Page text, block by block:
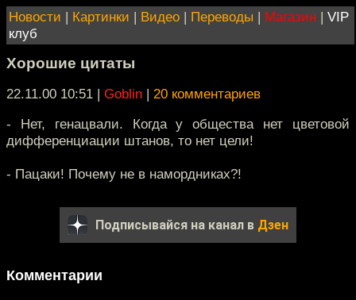
Новости | Картинки | Видео | Переводы | Магазин | VIP
клуб
Хорошие цитаты
22.11.00 10:51 | Goblin | 20 комментариев
- Нет, генацвали. Когда у общества нет цветовой
дифференциации штанов, то нет цели!
- Пацаки! Почему не в намордниках?!
Подписывайся на канал в Дзен
Комментарии